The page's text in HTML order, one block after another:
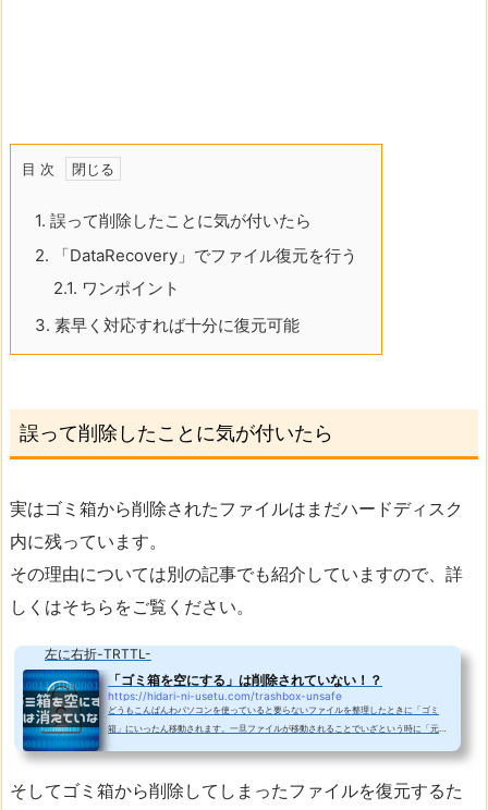
目 次
1. 誤って削除したことに気が付いたら
2. 「DataRecovery」でファイル復元を行う
2.1. ワンポイント
3. 素早く対応すれば十分に復元可能
誤って削除したことに気が付いたら
実はゴミ箱から削除されたファイルはまだハードディスク
内に残っています。
その理由については別の記事でも紹介していますので、詳
しくはそちらをご覧ください。
左に右折-TRTTL-
「ゴミ箱を空にする」は削除されていない！？
https://hidari-ni-usetu.com/trashbox-unsafe
どうもこんばんわパソコンを使っていると要らないファイルを整理したときに「ゴミ
箱」にいったん移動されます。一旦ファイルが移動されることでいざという時に「元に
コンのHDDを圧迫してしまいますので、定期的に「ゴミ箱を空にする」をされていると
思います。普通ならこれで「データも完全に削除されたし容量も空いた」と思いがちで
すが、実は「ゴミ箱を空にする」操作をしてもパソコンのハードディスクの中にはデー
そしてゴミ箱から削除してしまったファイルを復元するた